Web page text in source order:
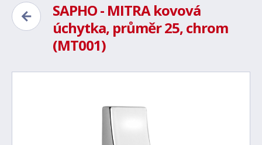
SAPHO - MITRA kovová
úchytka, průměr 25, chrom
(MT001)